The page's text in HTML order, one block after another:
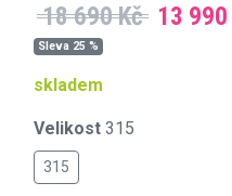
18 690 Kč 13 990
Sleva 25 %
skladem
Velikost 315
315